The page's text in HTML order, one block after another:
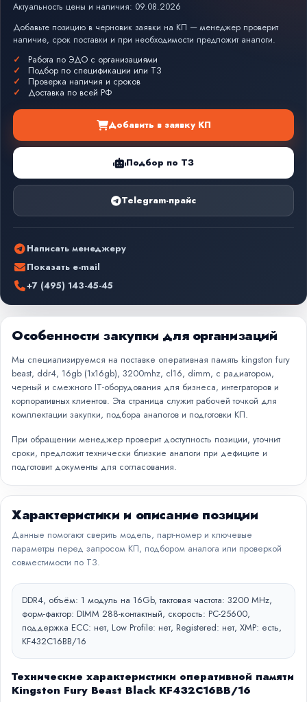
Актуальность цены и наличия: 09.08.2026
Добавьте позицию в черновик заявки на КП — менеджер проверит
наличие, срок поставки и при необходимости предложит аналоги.
Работа по ЭДО с организациями
Подбор по спецификации или ТЗ
Проверка наличия и сроков
Доставка по всей РФ
Добавить в заявку КП
Подбор по ТЗ
Telegram-прайс
Написать менеджеру
Показать e-mail
+7 (495) 143-45-45
Особенности закупки для организаций
Мы специализируемся на поставке оперативная память kingston fury
beast, ddr4, 16gb (1x16gb), 3200mhz, cl16, dimm, с радиатором,
черный и смежного IT-оборудования для бизнеса, интеграторов и
корпоративных клиентов. Эта страница служит рабочей точкой для
комплектации закупки, подбора аналогов и подготовки КП.
При обращении менеджер проверит доступность позиции, уточнит
сроки, предложит технически близкие аналоги при дефиците и
подготовит документы для согласования.
Характеристики и описание позиции
Данные помогают сверить модель, парт-номер и ключевые
параметры перед запросом КП, подбором аналога или проверкой
совместимости по ТЗ.
DDR4, объём: 1 модуль на 16Gb, тактовая частота: 3200 MHz,
форм-фактор: DIMM 288-контактный, скорость: PC-25600,
поддержка ECC: нет, Low Profile: нет, Registered: нет, XMP: есть,
KF432C16BB/16
Технические характеристики оперативной памяти
Kingston Fury Beast Black KF432C16BB/16